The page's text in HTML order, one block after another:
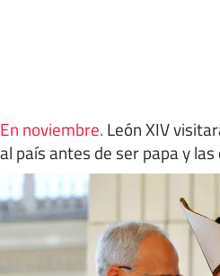
En noviembre. León XIV
al país antes de ser papa y